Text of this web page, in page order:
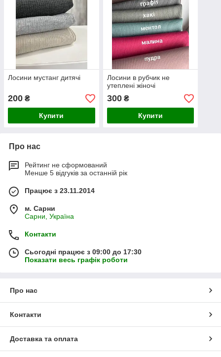
Лосини мустанг дитячі
200 ₴
Купити
Лосини в рубчик не
утеплені жіночі
300₴
Купити
Про нас
Рейтинг не сформований
Менше 5 відгуків за останній рік
Працює з 23.11.2014
м. Сарни
Сарни, Україна
Контакти
Сьогодні працює з 09:00 до 17:30
Показати весь графік роботи
Про нас
Контакти
Доставка та оплата